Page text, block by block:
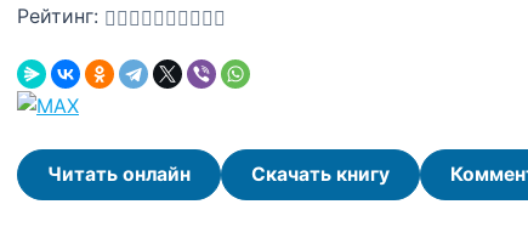
Рейтинг:
Читать онлайн Скачать книгу